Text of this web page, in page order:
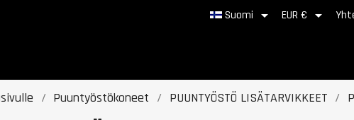
Suomi  EUR € 
Puuntyöstökoneet PUUNTYÖSTÖ LISÄTARVIKKEET